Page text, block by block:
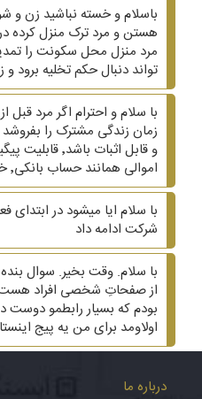
باسلام و خسته نباشید زن و
هستن و مرد ترک منزل کرده
تواند دنبال حکم تخلیه برود
با سلام و احترام اگر مرد
زمان زندگی مشترک را
و قابل اثبات
اموالی همانند حساب بانکی٬ خودر...
با سلام ایا میشود در
شرکت ادامه داد
با سلام. وقت بخیر. سوال
بودم که بسیار رابطمو
اولاومد برای من یه پیج
درباره ما